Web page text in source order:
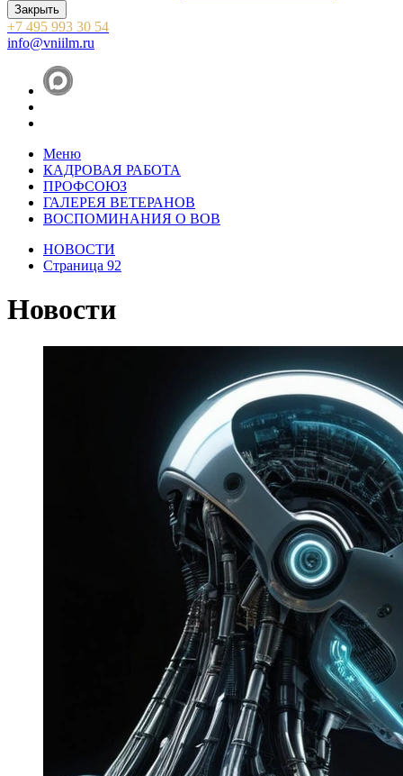
Закрыть
+7 495 993 30 54
info@vniilm.ru
Меню
КАДРОВАЯ РАБОТА
ПРОФСОЮЗ
ГАЛЕРЕЯ ВЕТЕРАНОВ
ВОСПОМИНАНИЯ О ВОВ
НОВОСТИ
Страница 92
Новости